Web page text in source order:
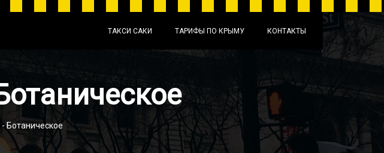
ТАКСИ САКИ ТАРИФЫ ПО КРЫМУ КОНТАКТЫ
Ботаническое